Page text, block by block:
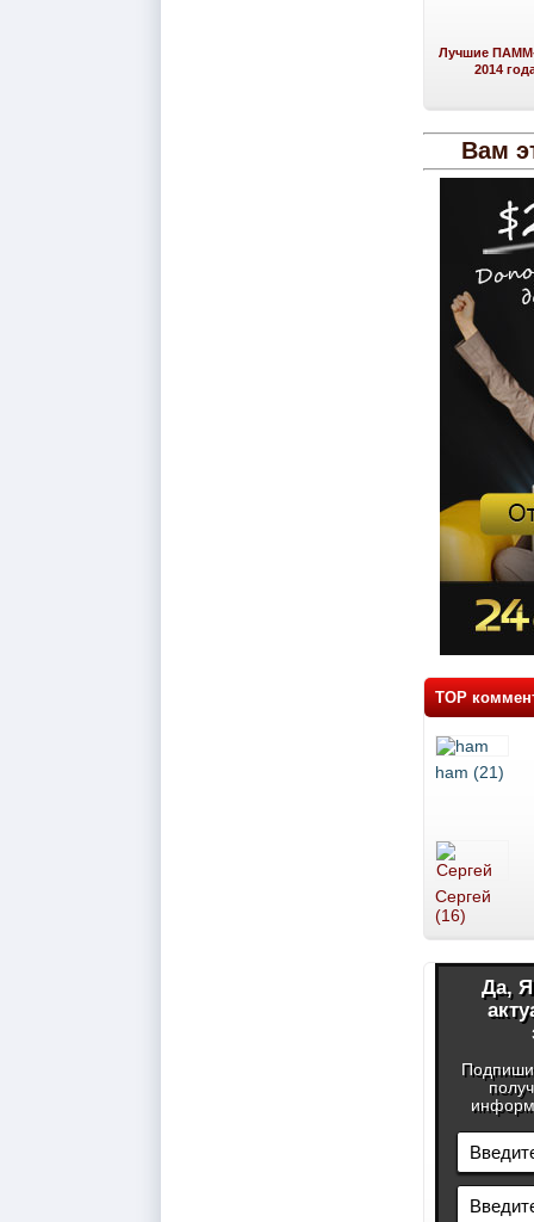
Лучшие ПАММ-
2014
Вам
TOP
ham (21)
Сергей
(16)
Да,